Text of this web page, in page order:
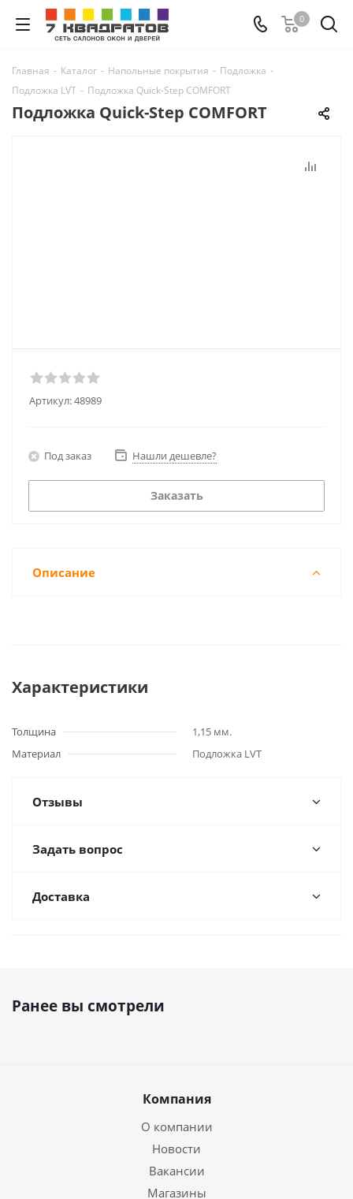
0
Главная - Каталог - Напольные покрытия - Подложка -
Подложка LVT - Подложка Quick-Step COMFORT
Подложка Quick-Step COMFORT
Артикул:48989
Под заказ Нашли дешевле?
Заказать
Описание
Характеристики
Толщина
1,15 мм.
Материал
Подложка LVT
Отзывы
Задать вопрос
Доставка
Ранее вы смотрели
Компания
О компании
Новости
Вакансии
Магазины